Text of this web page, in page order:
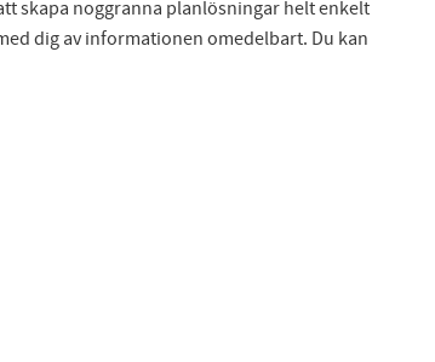
skapa noggranna planlösningar helt enkelt
dig av informationen omedelbart. Du kan